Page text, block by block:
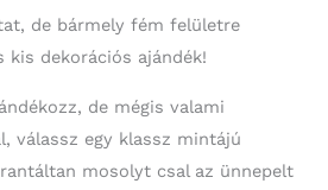
de bármely fém felületre
kis dekorációs ajándék!
de mégis valami
válassz egy klassz mintájú
mosolyt csal az ünnepelt